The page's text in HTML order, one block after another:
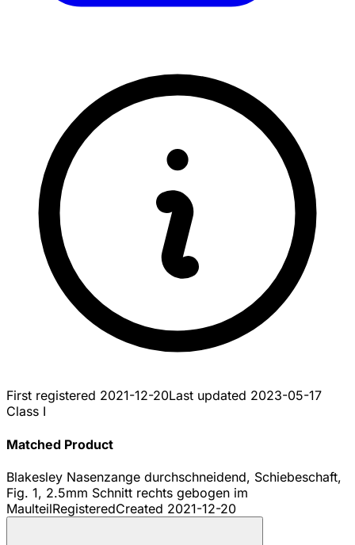
First registered 2021-12-20Last updated 2023-05-17
Class I
Matched Product
Blakesley Nasenzange durchschneidend, Schiebeschaft,
Fig. 1, 2.5mm Schnitt rechts gebogen im
MaulteilRegisteredCreated 2021-12-20